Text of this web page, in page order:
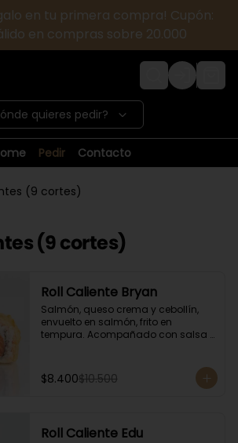
en tu primera compra! Cupón:
en compras sobre 20.000
Login
quieres pedir?
Pedir Contacto
(9 cortes)
(9 cortes)
Roll Caliente Bryan
Salmón, queso crema y cebollín,
envuelto en salmón, frito en
tempura. Acompañado con salsa
$8.400$10.500
Roll Caliente Edu